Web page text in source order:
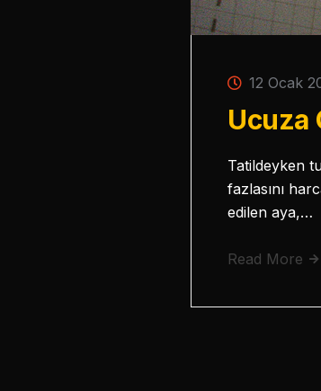
12 Ocak
Ucuza
Tatildeyken
fazlasını
edilen aya,…
Read More